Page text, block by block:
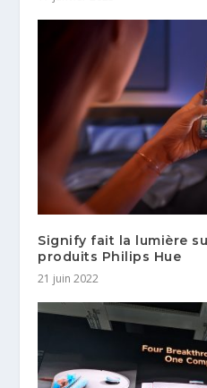
Signify fait la lumière
produits Philips Hue
21 juin 2022